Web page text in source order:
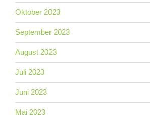
Oktober 2023
September 2023
August 2023
Juli 2023
Juni 2023
Mai 2023